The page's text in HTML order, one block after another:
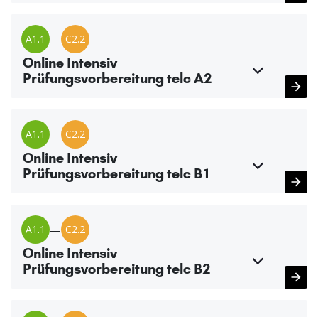
A1.1 — C2.2
Online Intensiv
Prüfungsvorbereitung telc A2
A1.1 — C2.2
Online Intensiv
Prüfungsvorbereitung telc B1
A1.1 — C2.2
Online Intensiv
Prüfungsvorbereitung telc B2